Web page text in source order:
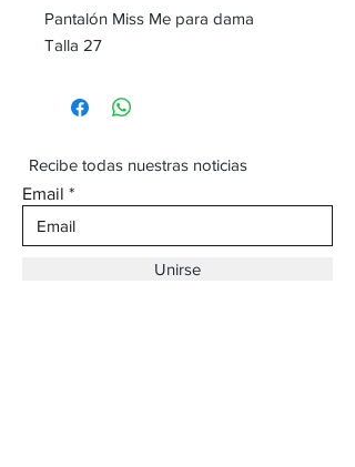
Pantalón Miss Me para dama
Talla 27
Recibe todas nuestras noticias
Email
Unirse